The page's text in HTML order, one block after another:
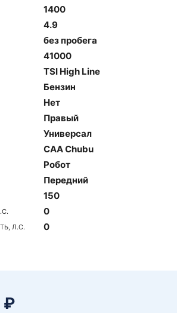
1400
4.9
без пробега
41000
TSI High Line
Бензин
Нет
Правый
Универсал
CAA Chubu
Робот
Передний
150
0
Л.С. 0
₽